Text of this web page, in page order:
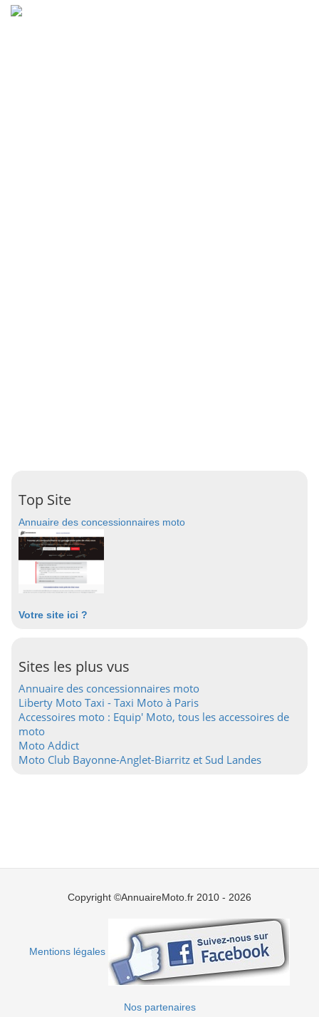
Top Site
Annuaire des concessionnaires moto
Votre site ici ?
Sites les plus vus
Annuaire des concessionnaires moto
Liberty Moto Taxi - Taxi Moto à Paris
Accessoires moto : Equip' Moto, tous les accessoires de
moto
Moto Addict
Moto Club Bayonne-Anglet-Biarritz et Sud Landes
Copyright ©AnnuaireMoto.fr 2010 - 2026
Mentions légales
Nos partenaires